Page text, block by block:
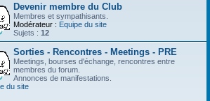
Devenir membre du Club
Membres et sympathisants.
Modérateur : Equipe du site
Sujets : 12
Sorties - Rencontres - Meetings - PRE
Meetings, bourses d'échange, rencontres entre
membres du forum.
Annonces de manifestations.
du site